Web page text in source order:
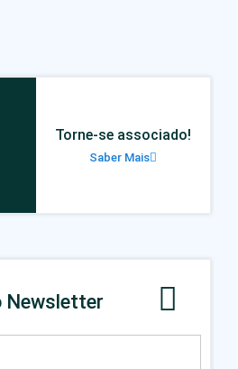
Torne-se associado!
Saber Mais
Newsletter